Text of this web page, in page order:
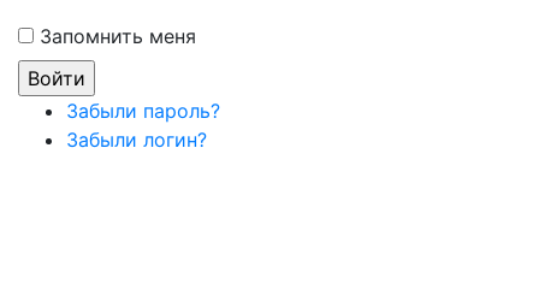
Запомнить меня
Забыли пароль?
Забыли логин?